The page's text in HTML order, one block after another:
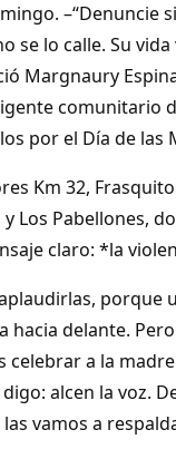
se lo calle. Su
Margnaury
comunitario
por el Día de las
Km 32,
y Los Pabellones,
claro: *la
porque
hacia delante.
celebrar a la
alcen la voz.
vamos a